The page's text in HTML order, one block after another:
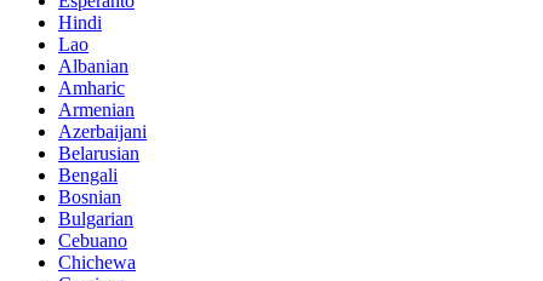
Hindi
Lao
Albanian
Amharic
Armenian
Azerbaijani
Belarusian
Bengali
Bosnian
Bulgarian
Cebuano
Chichewa